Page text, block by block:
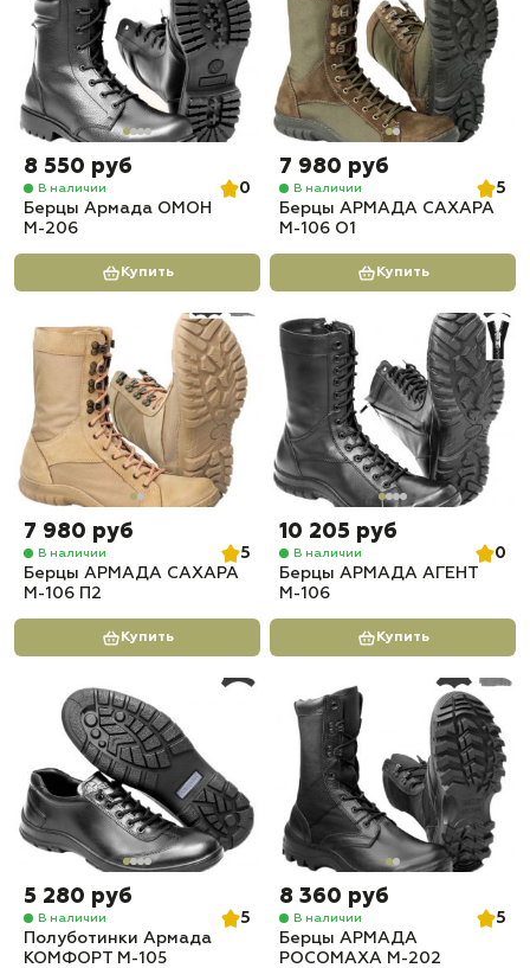
8 550 руб
В наличии
0
Берцы Армада ОМОН
М-206
Купить
7 980 руб
В наличии
5
Берцы АРМАДА САХАРА
М-106 О1
Купить
7 980 руб
В наличии
5
Берцы АРМАДА САХАРА
М-106 П2
Купить
10 205 руб
В наличии
0
Берцы АРМАДА АГЕНТ
М-106
Купить
5 280 руб
В наличии
5
Полуботинки Армада
КОМФОРТ М-105
8 360 руб
В наличии
5
Берцы АРМАДА
РОСОМАХА М-202